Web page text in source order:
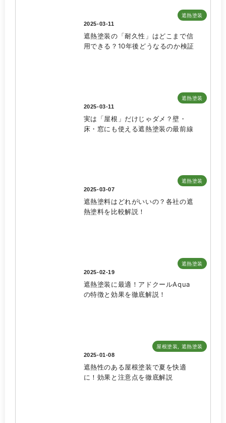
遮熱塗装
2025-03-11
遮熱塗装の「耐久性」はどこまで信
用できる？10年後どうなるのか検証
遮熱塗装
2025-03-11
実は「屋根」だけじゃダメ？壁・
床・窓にも使える遮熱塗装の最前線
遮熱塗装
2025-03-07
遮熱塗料はどれがいいの？各社の遮
熱塗料を比較解説！
遮熱塗装
2025-02-19
遮熱塗装に最適！アドクールAqua
の特徴と効果を徹底解説！
屋根塗装
遮熱塗装
2025-01-08
遮熱性のある屋根塗装で夏を快適
に！効果と注意点を徹底解説